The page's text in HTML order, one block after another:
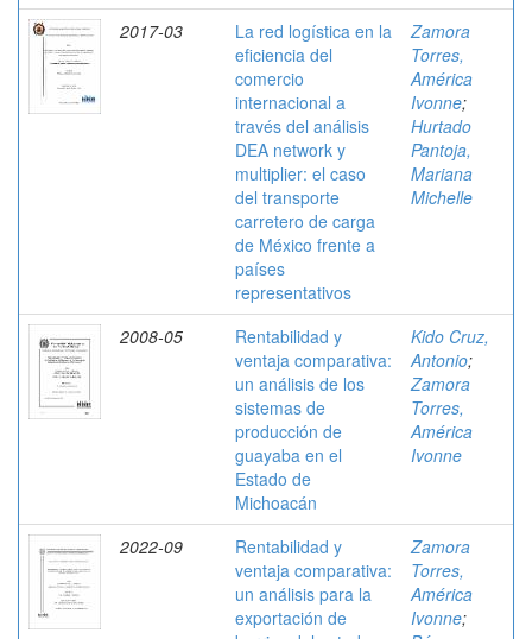
2017-03
La red logística en la
eficiencia del
comercio
internacional a
través del análisis
DEA network y
multiplier: el caso
del transporte
carretero de carga
de México frente a
países
representativos
Zamora
Torres,
América
Ivonne;
Hurtado
Pantoja,
Mariana
Michelle
2008-05
Rentabilidad y
ventaja comparativa:
un análisis de los
sistemas de
producción de
guayaba en el
Estado de
Michoacán
Kido Cruz,
Antonio;
Zamora
Torres,
América
Ivonne
2022-09
Rentabilidad y
ventaja comparativa:
un análisis para la
exportación de
Zamora
Torres,
América
Ivonne;